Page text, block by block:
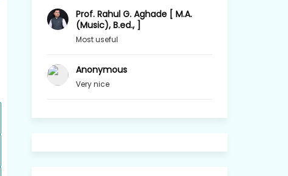
Prof. Rahul G. Aghade [ M.A.
(Music), B.ed., ]
Most useful
Anonymous
Very nice